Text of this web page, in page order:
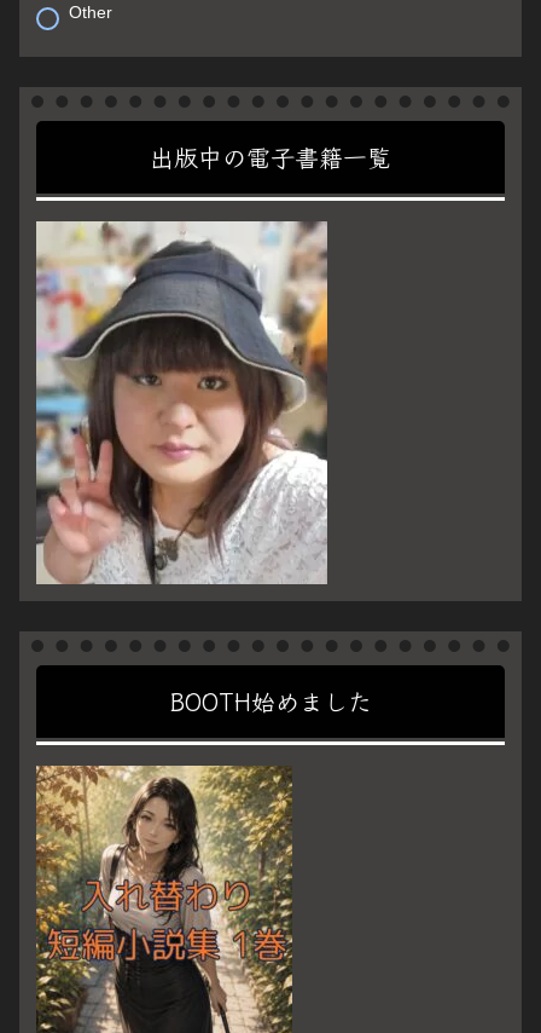
Other
出版中の電子書籍一覧
BOOTH始めました